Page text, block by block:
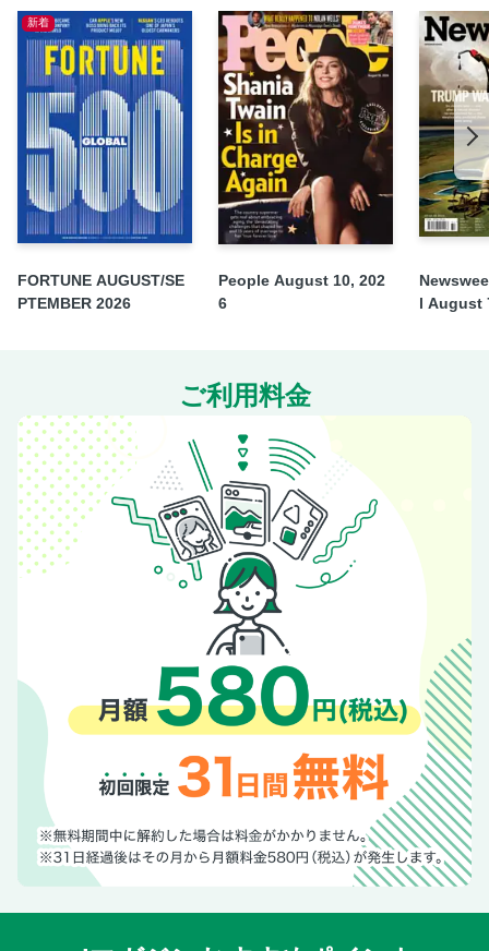
新着
FORTUNE AUGUST/SE
PTEMBER 2026
People August 10, 202
6
l August
ご利用料金